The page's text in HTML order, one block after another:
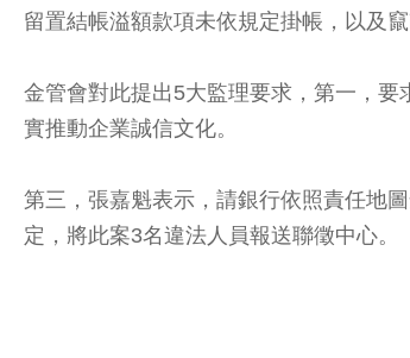
留置結帳溢額款項未依規定掛帳，以及
金管會對此提出5大監理要求，第一，
實推動企業誠信文化。
第三，張嘉魁表示，請銀行依照責任地
定，將此案3名違法人員報送聯徵中心。